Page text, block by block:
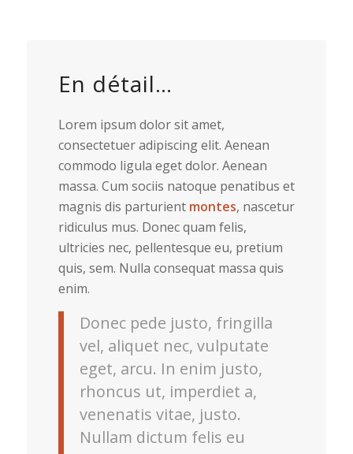
En détail…
Lorem ipsum dolor sit amet,
consectetuer adipiscing elit. Aenean
commodo ligula eget dolor. Aenean
massa. Cum sociis natoque penatibus et
magnis dis parturient montes, nascetur
ridiculus mus. Donec quam felis,
ultricies nec, pellentesque eu, pretium
quis, sem. Nulla consequat massa quis
enim.
Donec pede justo, fringilla
vel, aliquet nec, vulputate
eget, arcu. In enim justo,
rhoncus ut, imperdiet a,
venenatis vitae, justo.
Nullam dictum felis eu